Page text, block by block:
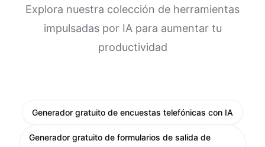
Explora nuestra colección de herramientas
impulsadas por IA para aumentar tu
productividad
Generador gratuito de encuestas telefónicas con IA
Generador gratuito de formularios de salida de